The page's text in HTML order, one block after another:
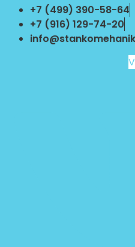
Перейти
содержимому
+7 (499) 390-58-64
+7 (916) 129-74-20